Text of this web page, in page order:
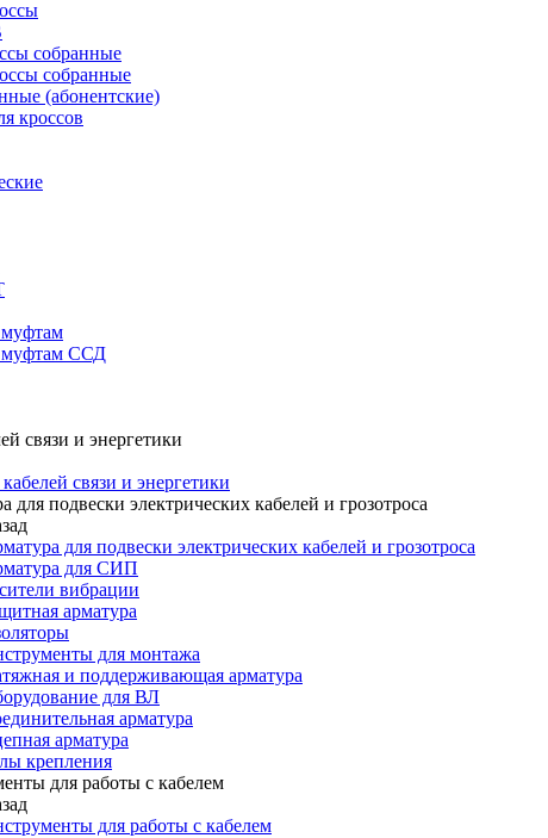
собранные
собранные
(абонентские)
кроссов
муфтам ССД
связи и энергетики
связи и энергетики
для подвески электрических кабелей и грозотроса
для подвески электрических кабелей и грозотроса
для СИП
вибрации
арматура
для монтажа
и поддерживающая арматура
для ВЛ
арматура
арматура
крепления
для работы с кабелем
для работы с кабелем